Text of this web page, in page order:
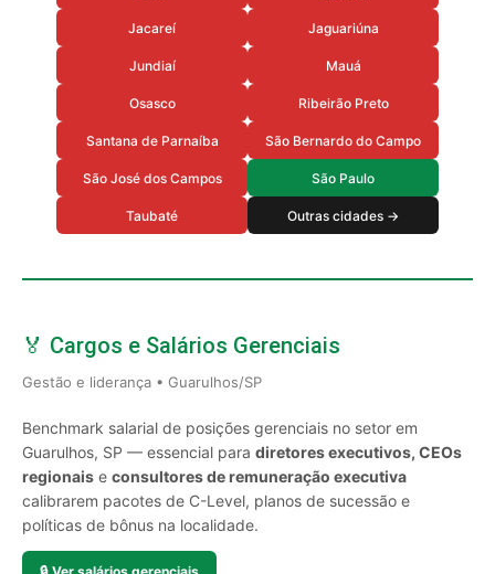
Jacareí Jaguariúna
Jundiaí Mauá
Osasco Ribeirão Preto
Santana de Parnaíba São Bernardo do Campo
São José dos Campos São Paulo
Taubaté Outras cidades →
🏅 Cargos e Salários Gerenciais
Gestão e liderança • Guarulhos/SP
Benchmark salarial de posições gerenciais no setor em
Guarulhos, SP — essencial para diretores executivos, CEOs
regionais e consultores de remuneração executiva
calibrarem pacotes de C-Level, planos de sucessão e
políticas de bônus na localidade.